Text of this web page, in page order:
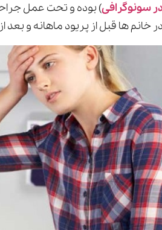
سونوگرافی) بوده و تحت عمل
در خانم ها قبل از پریود ماهانه و